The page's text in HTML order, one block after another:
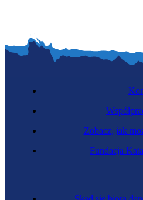
Kierownik hotelu
Zobacz, jak
Fundacja